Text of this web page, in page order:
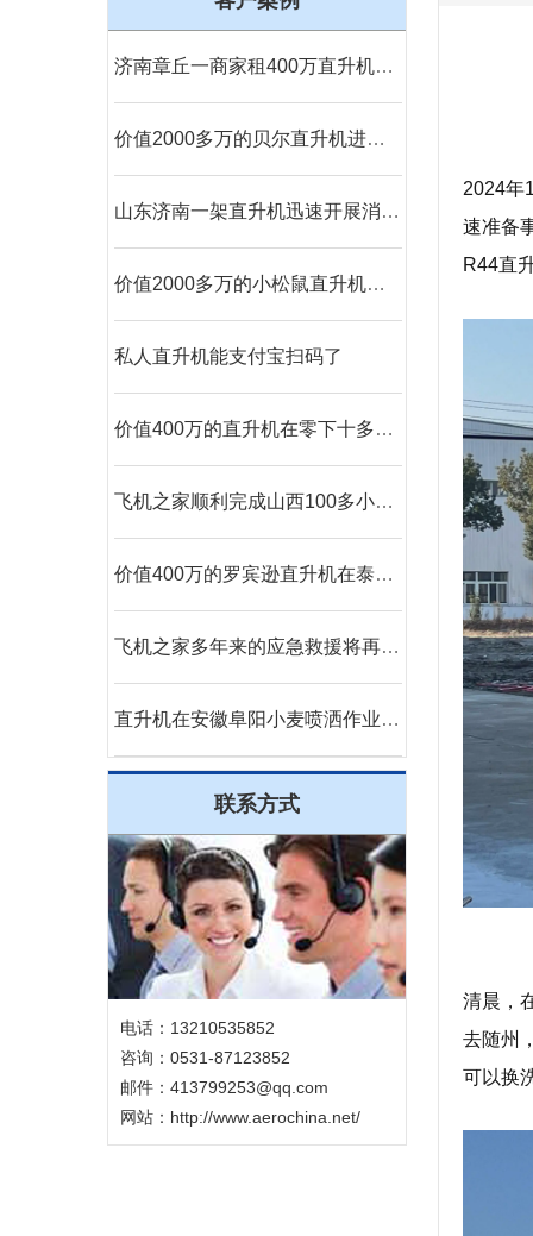
济南章丘一商家租400万直升机进行空中飞行
价值2000多万的贝尔直升机进行空中巡检
山东济南一架直升机迅速开展消灭春尺蠖行动
价值2000多万的小松鼠直升机空中吊装茶树
私人直升机能支付宝扫码了
价值400万的直升机在零下十多度的北京继续航测
飞机之家顺利完成山西100多小时直升机测绘
价值400万的罗宾逊直升机在泰安参加商业庆典
飞机之家多年来的应急救援将再次大放异彩
直升机在安徽阜阳小麦喷洒作业防治赤霉病
联系方式
电话：13210535852
咨询：0531-87123852
邮件：413799253@qq.com
网站： http://www.aerochina.net/
2024年
速准备
R44直
清晨，
去随州
可以换